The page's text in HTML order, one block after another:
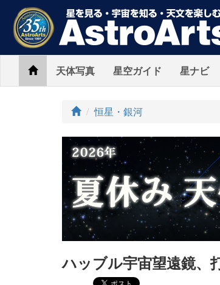
Home天体写真 星空ガイド 星ナビ
ト
プ
恒星・銀河
ハッブル宇宙望遠鏡、